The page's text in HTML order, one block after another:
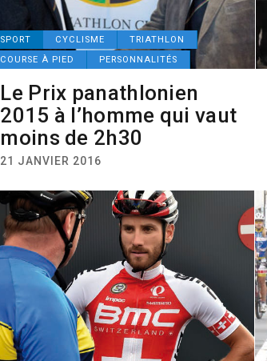
SPORT CYCLISME
TRIATHLON
COURSE À PIED
PERSONNALITÉS
Le Prix panathlonien
2015 à l’homme qui vaut
moins de 2h30
21 JANVIER 2016